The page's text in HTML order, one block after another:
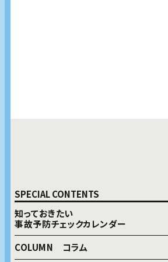
SPECIAL CONTENTS
知っておきたい
事故予防チェックカレンダー
COLUMN コラム